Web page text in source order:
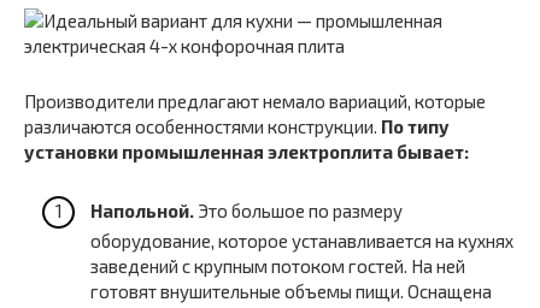
Производители предлагают немало вариаций, которые
различаются особенностями конструкции. По типу
установки промышленная электроплита бывает:
Напольной. Это большое по размеру
оборудование, которое устанавливается на кухнях
заведений с крупным потоком гостей. На ней
готовят внушительные объемы пищи. Оснащена